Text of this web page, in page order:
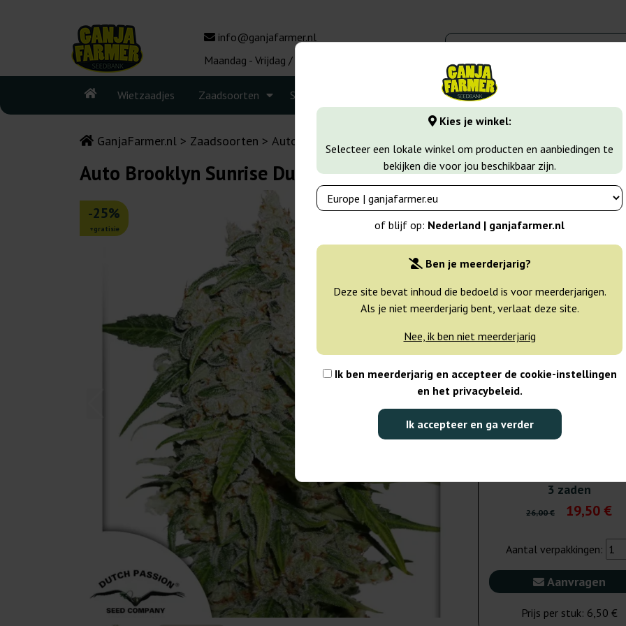
Kies je winkel:
Selecteer een lokale winkel om producten en aanbiedingen te
bekijken die voor jou beschikbaar zijn.
of blijf op: Nederland | ganjafarmer.nl
Ben je meerderjarig?
Deze site bevat inhoud die bedoeld is voor meerderjarigen.
Als je niet meerderjarig bent, verlaat deze site.
Nee, ik ben niet meerderjarig
Ik ben meerderjarig en accepteer de cookie-instellingen
en het privacybeleid.
Ik accepteer en ga verder
info@ganjafarmer.nl
Maandag - Vrijdag / 10:00 - 16:00
Wietzaadjes Zaadsoorten Seedbanks Meer
GanjaFarmer.nl Zaadsoorten Autoflower Wietzaadjes
Auto Brooklyn Sunrise Dutch Passion
-25%
+gratisie
Dutch Passion
3 zaden
Niet beschikbaar 25%
7 zaden
Niet beschikbaar 25%
100 zaden
Niet beschikbaar 25%
3 zaden
26,00 € 19,50 €
Aantal verpakkingen:
Aanvragen
Prijs per stuk: 6,50 €